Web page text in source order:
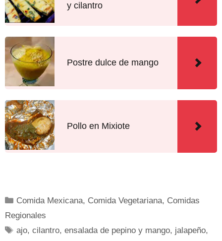
y cilantro
Postre dulce de mango
Pollo en Mixiote
Comida Mexicana, Comida Vegetariana, Comidas
Regionales
ajo,cilantro,ensalada de pepino y mango, jalapeño,